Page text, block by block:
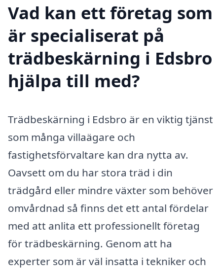
Vad kan ett företag som
är specialiserat på
trädbeskärning i Edsbro
hjälpa till med?
Trädbeskärning i Edsbro är en viktig tjänst
som många villaägare och
fastighetsförvaltare kan dra nytta av.
Oavsett om du har stora träd i din
trädgård eller mindre växter som behöver
omvårdnad så finns det ett antal fördelar
med att anlita ett professionellt företag
för trädbeskärning. Genom att ha
experter som är väl insatta i tekniker och